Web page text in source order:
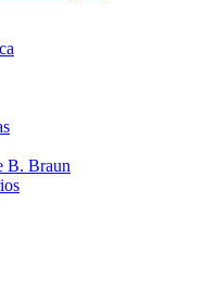
em contacto connosco
B. Braun